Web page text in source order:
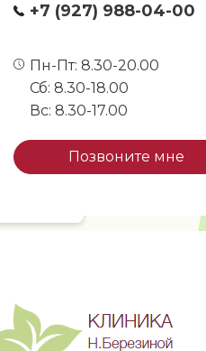
+7 (927) 988-04-00
Пн-Пт: 8.30-20.00
Сб: 8.30-18.00
Вс: 8.30-17.00
Позвоните мне